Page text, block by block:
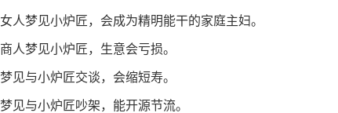
女人梦见小炉匠，会成为精明能干的家庭主妇。
商人梦见小炉匠，生意会亏损。
梦见与小炉匠交谈，会缩短寿。
梦见与小炉匠吵架，能开源节流。